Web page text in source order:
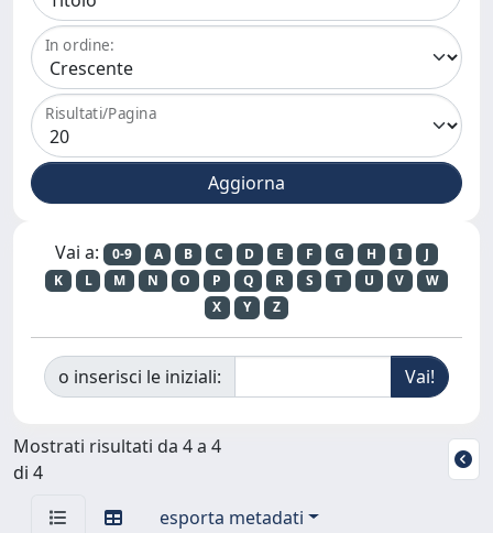
In ordine:
Risultati/Pagina
Vai a: 0-9 A B C D E F G H I
J
K
L M N O P Q R S T U V
W
X
Y Z
o inserisci le iniziali:
Mostrati risultati da 4 a 4
di 4
esporta metadati